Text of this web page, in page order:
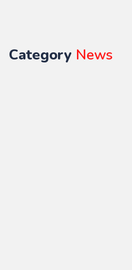
Category News